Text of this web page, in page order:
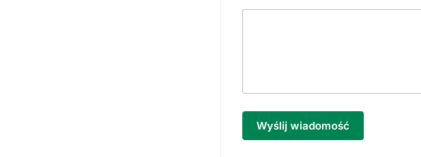
Wyślij wiadomość